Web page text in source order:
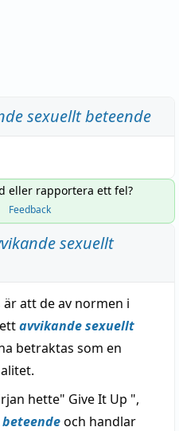
sexuellt beteende
eller rapportera ett fel?
Feedback
sexuellt
att de av normen i
avvikande sexuellt
betraktas som en
hette" Give It Up ",
och handlar